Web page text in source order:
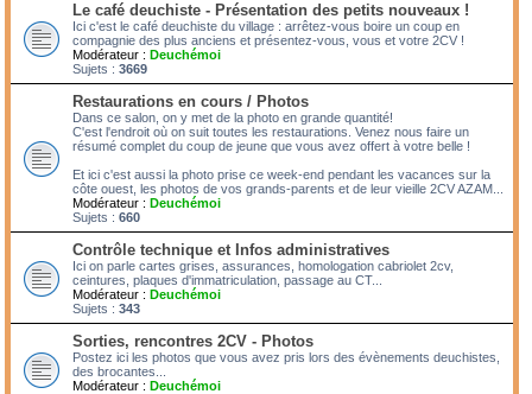
Le café deuchiste - Présentation des petits nouveaux !
Ici c'est le café deuchiste du village : arrêtez-vous boire un coup en
compagnie des plus anciens et présentez-vous, vous et votre 2CV !
Modérateur : Deuchémoi
Sujets : 3669
Restaurations en cours / Photos
Dans ce salon, on y met de la photo en grande quantité!
C'est l'endroit où on suit toutes les restaurations. Venez nous faire un
résumé complet du coup de jeune que vous avez offert à votre belle !
Et ici c'est aussi la photo prise ce week-end pendant les vacances sur la
côte ouest, les photos de vos grands-parents et de leur vieille 2CV AZAM...
Modérateur : Deuchémoi
Sujets : 660
Contrôle technique et Infos administratives
Ici on parle cartes grises, assurances, homologation cabriolet 2cv,
ceintures, plaques d'immatriculation, passage au CT...
Modérateur : Deuchémoi
Sujets : 343
Sorties, rencontres 2CV - Photos
Postez ici les photos que vous avez pris lors des évènements deuchistes,
des brocantes...
Modérateur : Deuchémoi